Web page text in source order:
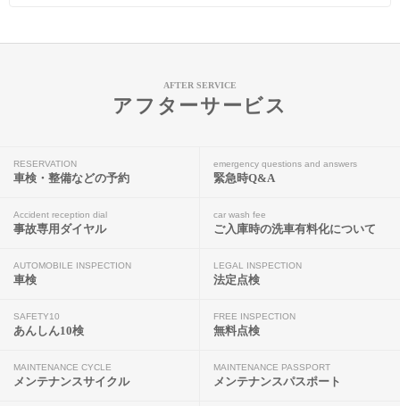
AFTER SERVICE
アフターサービス
RESERVATION
車検・整備などの予約
emergency questions and answers
緊急時Q&A
Accident reception dial
事故専用ダイヤル
car wash fee
ご入庫時の洗車有料化について
AUTOMOBILE INSPECTION
車検
LEGAL INSPECTION
法定点検
SAFETY10
あんしん10検
FREE INSPECTION
無料点検
MAINTENANCE CYCLE
メンテナンスサイクル
MAINTENANCE PASSPORT
メンテナンスパスポート